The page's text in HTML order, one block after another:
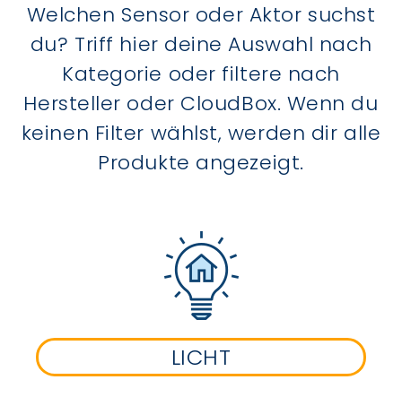
Welchen Sensor oder Aktor suchst
du? Triff hier deine Auswahl nach
Kategorie oder filtere nach
Hersteller oder CloudBox. Wenn du
keinen Filter wählst, werden dir alle
Produkte angezeigt.
LICHT